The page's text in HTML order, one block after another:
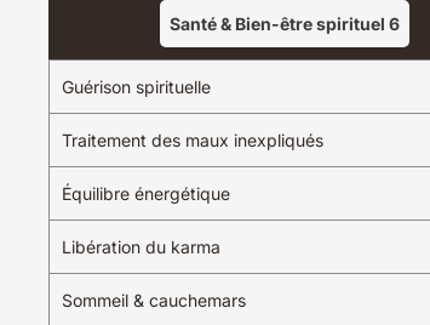
Santé & Bien-être spirituel 6
Guérison spirituelle
Traitement des maux inexpliqués
Équilibre énergétique
Libération du karma
Sommeil & cauchemars